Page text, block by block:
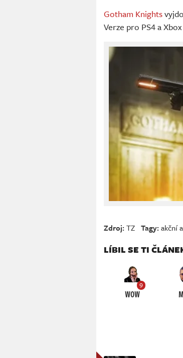
Gotham Knights
Verze pro PS4 a
Zdroj:TZ Tagy:akční
LÍBIL SE TI
9
WOW